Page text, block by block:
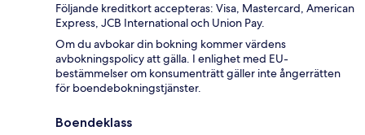
Följande kreditkort accepteras: Visa, Mastercard, American
Express, JCB International och Union Pay.
Om du avbokar din bokning kommer värdens
avbokningspolicy att gälla. I enlighet med EU-
bestämmelser om konsumenträtt gäller inte ångerrätten
för boendebokningstjänster.
Boendeklass